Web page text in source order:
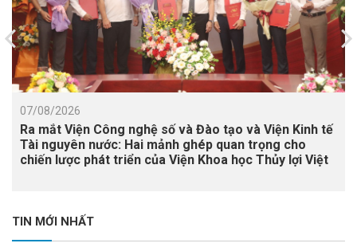
07/08/2026
Ra mắt Viện Công nghệ số và Đào tạo và Viện Kinh tế
Tài nguyên nước: Hai mảnh ghép quan trọng cho
chiến lược phát triển của Viện Khoa học Thủy lợi Việt
TIN MỚI NHẤT